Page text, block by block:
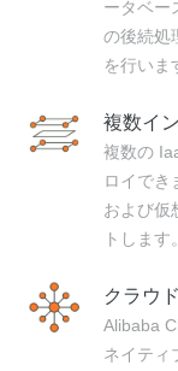
ータベー
の後続処
を行いま
複数イ
複数の
ロイでき
および仮
トします。
クラウ
Alibaba
ネイティ